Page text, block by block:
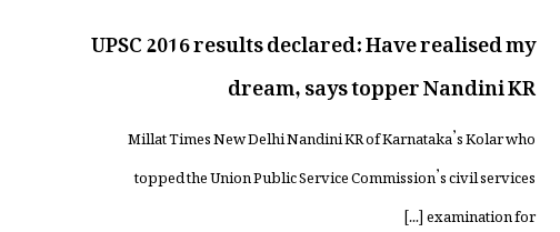
UPSC 2016 results declared: Have realised my
dream, says topper Nandini KR
Millat Times New Delhi Nandini KR of Karnataka’s Kolar who
topped the Union Public Service Commission’s civil services
examination for […]